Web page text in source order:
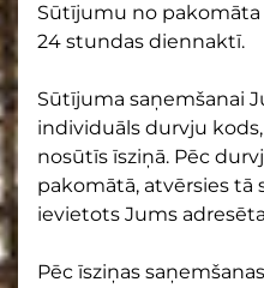
Sūtījumu no
24 stundas diennaktī.
Sūtījuma saņemšanai
individuāls durvju
nosūtīs īsziņā. Pēc
pakomātā, atvērsies tā
ievietots Jums
Pēc īsziņas